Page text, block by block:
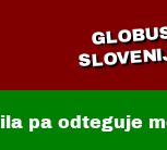
pa odteguje